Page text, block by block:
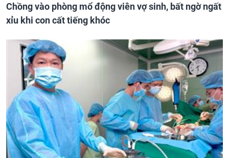
Chồng vào phòng mổ động viên vợ sinh, bất ngờ ngất
xỉu khi con cất tiếng khóc